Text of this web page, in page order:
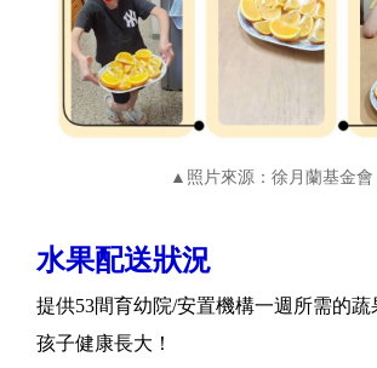
▲照片來源：徐月蘭基金會
水果配送狀況
提供53間育幼院/安置機構一週所需的
孩子健康長大！